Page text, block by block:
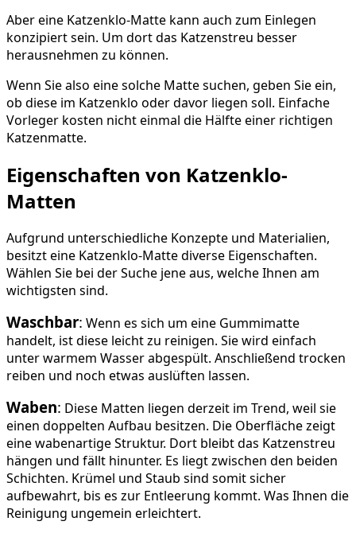
Aber eine Katzenklo-Matte kann auch zum Einlegen
konzipiert sein. Um dort das Katzenstreu besser
herausnehmen zu können.
Wenn Sie also eine solche Matte suchen, geben Sie ein,
ob diese im Katzenklo oder davor liegen soll. Einfache
Vorleger kosten nicht einmal die Hälfte einer richtigen
Katzenmatte.
Eigenschaften von Katzenklo-
Matten
Aufgrund unterschiedliche Konzepte und Materialien,
besitzt eine Katzenklo-Matte diverse Eigenschaften.
Wählen Sie bei der Suche jene aus, welche Ihnen am
wichtigsten sind.
Waschbar: Wenn es sich um eine Gummimatte
handelt, ist diese leicht zu reinigen. Sie wird einfach
unter warmem Wasser abgespült. Anschließend trocken
reiben und noch etwas auslüften lassen.
Waben: Diese Matten liegen derzeit im Trend, weil sie
einen doppelten Aufbau besitzen. Die Oberfläche zeigt
eine wabenartige Struktur. Dort bleibt das Katzenstreu
hängen und fällt hinunter. Es liegt zwischen den beiden
Schichten. Krümel und Staub sind somit sicher
aufbewahrt, bis es zur Entleerung kommt. Was Ihnen die
Reinigung ungemein erleichtert.